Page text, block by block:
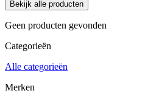
Geen producten gevonden
Categorieën
Alle categorieën
Merken